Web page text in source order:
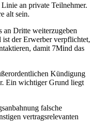
an private Teilnehmer.
alt sein.
an Dritte weiterzugeben
der Erwerber verpflichtet,
damit 7Mind das
Kündigung
Ein wichtiger Grund liegt
falsche
vertragsrelevanten